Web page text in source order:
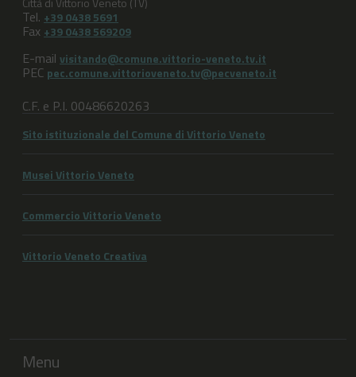
Tel. +39 0438 5691
Fax +39 0438 569209
E-mail visitando@comune.vittorio-veneto.tv.it
PEC pec.comune.vittorioveneto.tv@pecveneto.it
C.F. e P.I. 00486620263
Sito istituzionale del Comune di Vittorio Veneto
Musei Vittorio Veneto
Commercio Vittorio Veneto
Vittorio Veneto Creativa
Menu